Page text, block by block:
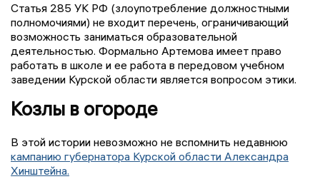
Статья 285 УК РФ (злоупотребление должностными
полномочиями) не входит перечень, ограничивающий
возможность заниматься образовательной
деятельностью. Формально Артемова имеет право
работать в школе и ее работа в передовом учебном
заведении Курской области является вопросом этики.
Козлы в огороде
В этой истории невозможно не вспомнить недавнюю
кампанию губернатора Курской области Александра
Хинштейна.